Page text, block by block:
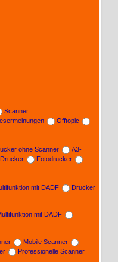
Scanner
Offtopic
ohne Scanner
A3-
Fotodrucker
mit DADF
Drucker
mit DADF
Mobile Scanner
Professionelle Scanner